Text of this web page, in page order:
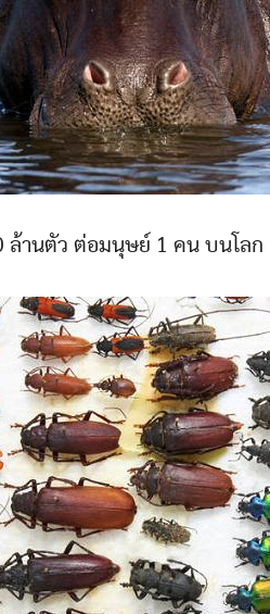
ล้านตัว ต่อมนุษย์ 1 คน บนโลก